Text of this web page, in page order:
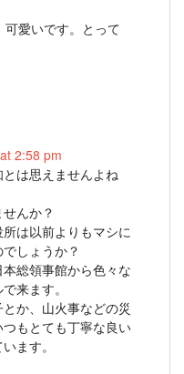
愛いです。とって
2:58 pm
は思えませんよね
んか？
は以前よりもマシに
しょうか？
総領事館から色々な
来ます。
か、山火事などの災
もとても丁寧な良い
ます。